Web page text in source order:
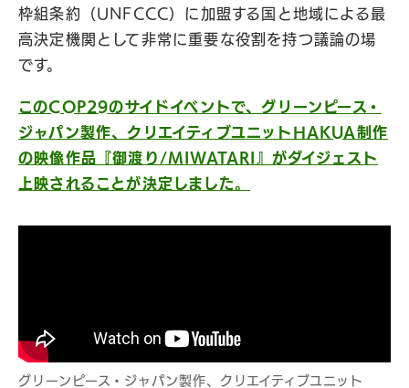
枠組条約（UNFCCC）に加盟する国と地域による最
高決定機関として非常に重要な役割を持つ議論の場
です。
このCOP29のサイドイベントで、グリーンピース・
ジャパン製作、クリエイティブユニットHAKUA制作
の映像作品『御渡り/MIWATARI』がダイジェスト
上映されることが決定しました。
グリーンピース・ジャパン製作、クリエイティブユニット